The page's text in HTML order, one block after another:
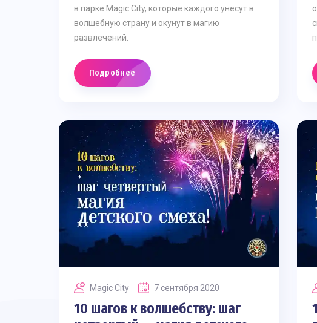
в парке Magic City, которые каждого унесут в
волшебную страну и окунут в магию
развлечений.
Подробнее
Magic Сity 7 сентября 2020
10 шагов к волшебству: шаг